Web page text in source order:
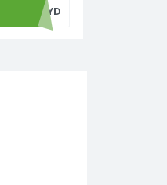
ADM500C4YD